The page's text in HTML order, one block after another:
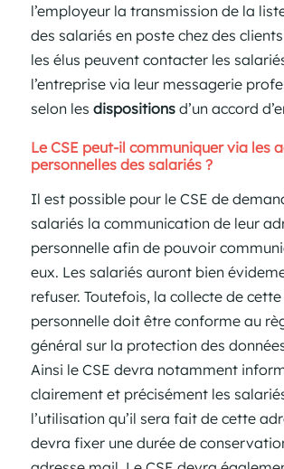
l’employeur la transmission de la
des salariés en poste chez des
les élus peuvent contacter les
l’entreprise via leur messagerie
selon les dispositionsd’un accord
Le CSE peut-il communiquer via les
personnelles des salariés ?
Il est possible pour le CSE de
salariés la communication de leur
personnelle afin de pouvoir
eux. Les salariés auront bien
refuser. Toutefois, la collecte de
personnelle doit être conforme au
général sur la protection des
Ainsi le CSE devra notamment
clairement et précisément les
l’utilisation qu’il sera fait de cette
devra fixer une durée de